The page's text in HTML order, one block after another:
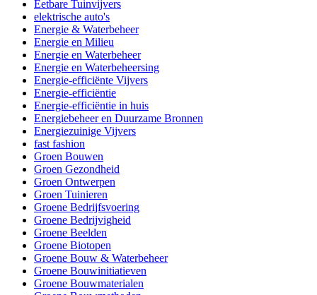
Eetbare Tuinvijvers
elektrische auto's
Energie & Waterbeheer
Energie en Milieu
Energie en Waterbeheer
Energie en Waterbeheersing
Energie-efficiënte Vijvers
Energie-efficiëntie
Energie-efficiëntie in huis
Energiebeheer en Duurzame Bronnen
Energiezuinige Vijvers
fast fashion
Groen Bouwen
Groen Gezondheid
Groen Ontwerpen
Groen Tuinieren
Groene Bedrijfsvoering
Groene Bedrijvigheid
Groene Beelden
Groene Biotopen
Groene Bouw & Waterbeheer
Groene Bouwinitiatieven
Groene Bouwmaterialen